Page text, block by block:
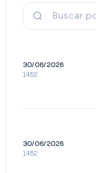
30/06/2026
14:52
30/06/2026
14:52